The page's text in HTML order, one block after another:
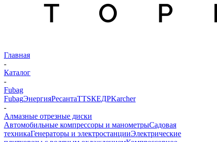
Главная
-
Каталог
-
Fubag
FubagЭнергияРесантаTTSКЕДРKarcher
-
Алмазные отрезные диски
Автомобильные компрессоры и манометрыСадовая
техникаГенераторы и электростанцииЭлектрические